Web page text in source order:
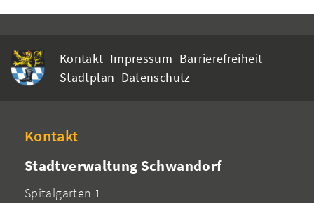
Kontakt Impressum Barrierefreiheit
Stadtplan Datenschutz
Kontakt
Stadtverwaltung Schwandorf
Spitalgarten 1